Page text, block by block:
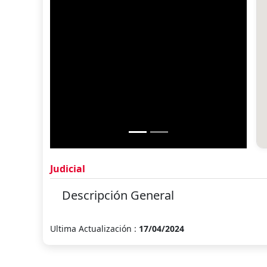
Judicial
Descripción General
Ultima Actualización : 17/04/2024